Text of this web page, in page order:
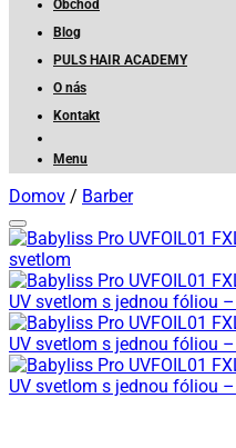
Obchod
Blog
PULS HAIR ACADEMY
O nás
Kontakt
Menu
Domov / Barber